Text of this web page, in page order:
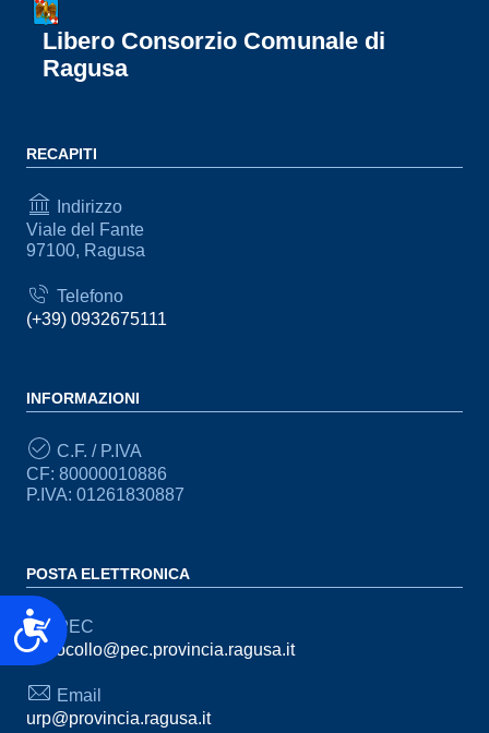
Accessibilità
Libero Consorzio Comunale di
Ragusa
RECAPITI
Indirizzo
Viale del Fante
97100, Ragusa
Telefono
(+39) 0932675111
INFORMAZIONI
C.F. / P.IVA
CF: 80000010886
P.IVA: 01261830887
POSTA ELETTRONICA
PEC
protocollo@pec.provincia.ragusa.it
Email
urp@provincia.ragusa.it